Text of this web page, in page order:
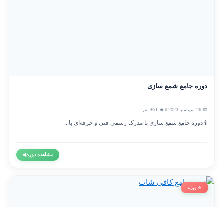
دوره جامع شمع سازی
👨‍🎓 51+ نفر
🕯️ دوره جامع شمع سازی با مدرک رسمی فنی و حرفه‌ای با...
مشاهده دوره◀
⭐ ویژه